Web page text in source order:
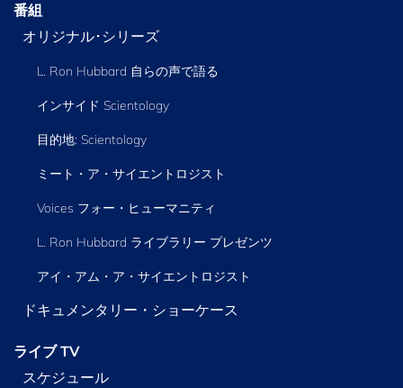
番組
オリジナル･シリーズ
L. Ron Hubbard 自らの声で語る
インサイド Scientology
目的地: Scientology
ミート・ア・サイエントロジスト
Voices フォー・ヒューマニティ
L. Ron Hubbard ライブラリー プレゼンツ
アイ・アム・ア・サイエントロジスト
ドキュメンタリー・ショーケース
ライブ TV
スケジュール